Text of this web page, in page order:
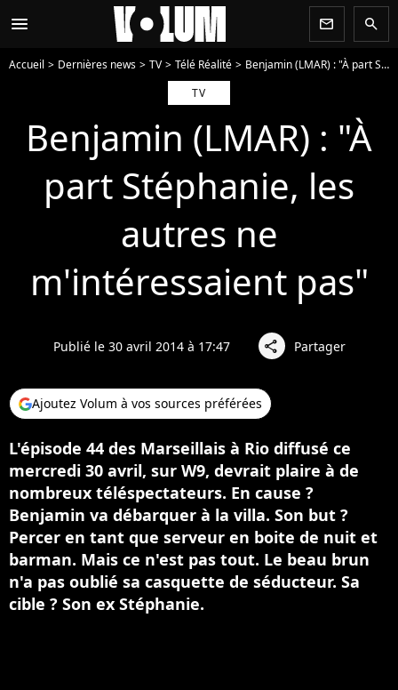
menu newsletter search
Accueil Dernières news TV Télé Réalité
Benjamin (LMAR) : "À part Stéphanie, les autres ne m'intéressaient pas"
TV
Benjamin (LMAR) : "À
part Stéphanie, les
autres ne
m'intéressaient pas"
Publié le 30 avril 2014 à 17:47 share Partager
Ajoutez Volum à vos sources préférées
L'épisode 44 des Marseillais à Rio diffusé ce
mercredi 30 avril, sur W9, devrait plaire à de
nombreux téléspectateurs. En cause ?
Benjamin va débarquer à la villa. Son but ?
Percer en tant que serveur en boite de nuit et
barman. Mais ce n'est pas tout. Le beau brun
n'a pas oublié sa casquette de séducteur. Sa
cible ? Son ex Stéphanie.